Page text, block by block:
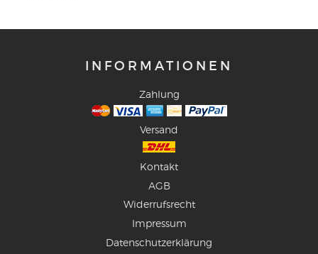
INFORMATIONEN
Zahlung
Versand
Kontakt
AGB
Widerrufsrecht
Impressum
Datenschutzerklärung